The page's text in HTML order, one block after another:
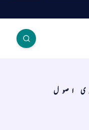
ساتھ لایا
اصول